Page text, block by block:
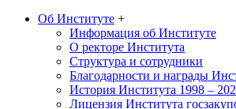
Об Институте +
Информация об Институте
О ректоре Института
Структура и сотрудники
Благодарности и награды
История Института 1998 –
Лицензия Института